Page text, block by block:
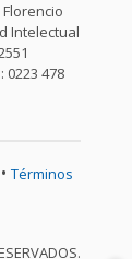
Intelectual
0223 478
• Términos